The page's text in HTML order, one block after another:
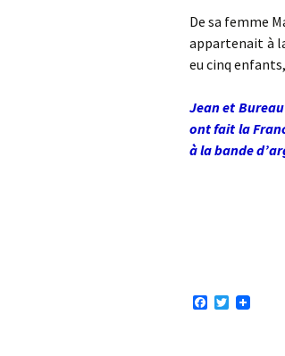
De sa femme
appartenait à
eu cinq
Jean et
ont fait la
à la bande
T